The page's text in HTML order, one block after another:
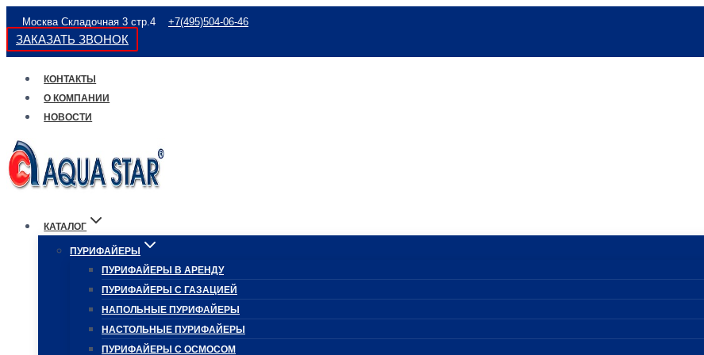
Перейти
содержимому
Москва Складочная 3 стр.4 +7(495)504-06-46
ЗАКАЗАТЬ ЗВОНОК
КОНТАКТЫ
О КОМПАНИИ
НОВОСТИ
КАТАЛОГ
ПУРИФАЙЕРЫ
ПУРИФАЙЕРЫ В АРЕНДУ
ПУРИФАЙЕРЫ С ГАЗАЦИЕЙ
НАПОЛЬНЫЕ ПУРИФАЙЕРЫ
НАСТОЛЬНЫЕ ПУРИФАЙЕРЫ
ПУРИФАЙЕРЫ С ОСМОСОМ